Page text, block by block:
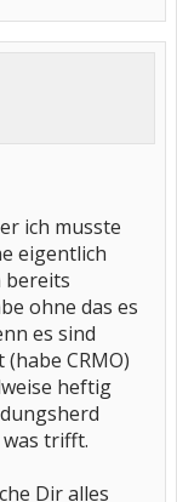
ich musste
eigentlich
bereits
ohne das es
es sind
CRMO)
heftig
trifft.
Dir alles